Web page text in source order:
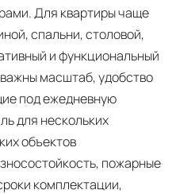
Для квартиры чаще
спальни, столовой,
и функциональный
масштаб, удобство
под ежедневную
для нескольких
объектов
пожарные
комплектации,